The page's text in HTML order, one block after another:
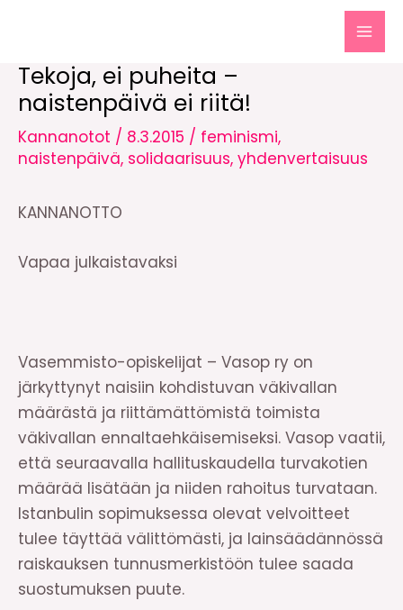
Tekoja, ei puheita –
naistenpäivä ei riitä!
Kannanotot / 8.3.2015 / feminismi,
naistenpäivä, solidaarisuus, yhdenvertaisuus
KANNANOTTO
Vapaa julkaistavaksi
Vasemmisto-opiskelijat – Vasop ry on
järkyttynyt naisiin kohdistuvan väkivallan
määrästä ja riittämättömistä toimista
väkivallan ennaltaehkäisemiseksi. Vasop vaatii,
että seuraavalla hallituskaudella turvakotien
määrää lisätään ja niiden rahoitus turvataan.
Istanbulin sopimuksessa olevat velvoitteet
tulee täyttää välittömästi, ja lainsäädännössä
raiskauksen tunnusmerkistöön tulee saada
suostumuksen puute.